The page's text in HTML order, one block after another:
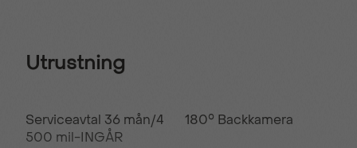
Utrustning
Serviceavtal 36 mån/4
500 mil-INGÅR
180° Backkamera